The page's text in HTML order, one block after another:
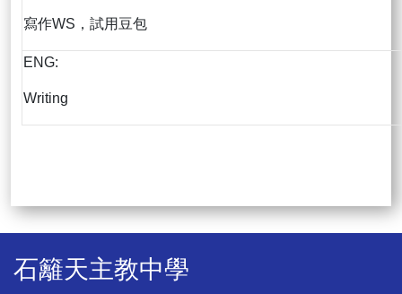
寫作WS，試用豆包
ENG:
Writing
石籬天主教中學